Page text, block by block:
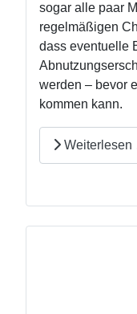
sogar alle paar
regelmäßigen
dass eventuelle
werden – bevor
kommen kann.